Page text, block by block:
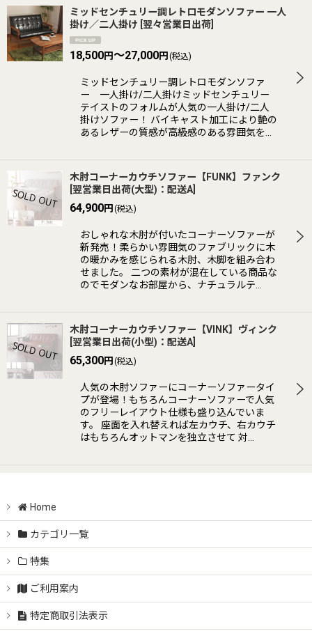
ミッドセンチュリー調レトロモダンソファー 一人
掛け／二人掛け 翌々営業日出荷
18,500円～27,000円 (税込)
ミッドセンチュリー調レトロモダンソファ
ー 一人掛け/二人掛けミッドセンチュリー
テイストのフォルムが人気の一人掛け/二人
掛けソファー！ バイキャスト加工により艶の
あるレザーの質感が高級感のある雰囲気を…
木肘コーナーカウチソファー【FUNK】ファンク
翌営業日出荷(大型)：配送A
64,900円 (税込)
おしゃれな木肘が付いたコーナーソファーが
新発売！柔らかい雰囲気のファブリックに木
の暖かみを感じられる木肘、木脚を組み合わ
せました。 二つの素材が混在している商品な
のでモダンなお部屋から、ナチュラルテ…
木肘コーナーカウチソファー【VINK】ヴィンク
翌営業日出荷(小型)：配送A
65,300円 (税込)
人気の木肘ソファーにコーナーソファータイ
プが登場！もちろんコーナーソファーで人気
のフリーレイアウト仕様も盛り込んでいま
す。 座面を入れ替えれば左カウチ、右カウチ
はもちろんオットマンを独立させて 対…
Home
カテゴリ一覧
特集
ご利用案内
特定商取引法表示